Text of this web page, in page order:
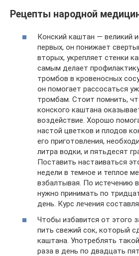
Рецепты народной
Конский каштан — великий
первых, он понижает
вторых, укрепляет стенки
самым делает
тромбов в кровеносных
он помогает рассосаться
тромбам. Стоит помнить,
конского каштана
воздействие. Хорошо
настой цветков и плодов
его приготовления,
литра водки, и пятьдесят
Поставить настаиваться
недели в темное и теплое
взбалтывая. По истечению
нужно принимать по
день. Курс лечения
Чтобы избавится от этого
пить свежий сок, который
каштана. Употреблять
раза в день по двадцать